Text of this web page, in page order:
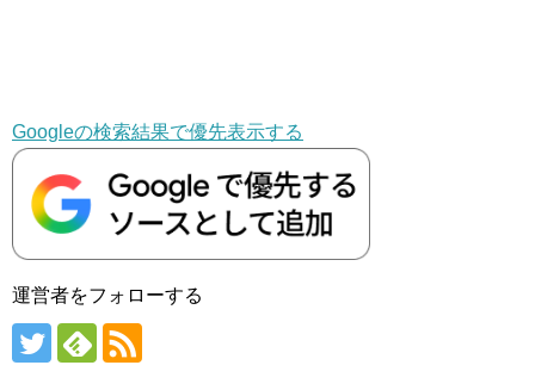
Googleの検索結果で優先表示する
運営者をフォローする